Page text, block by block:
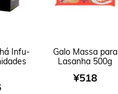
Infu-
Galo Massa para
Lasanha 500g
¥518